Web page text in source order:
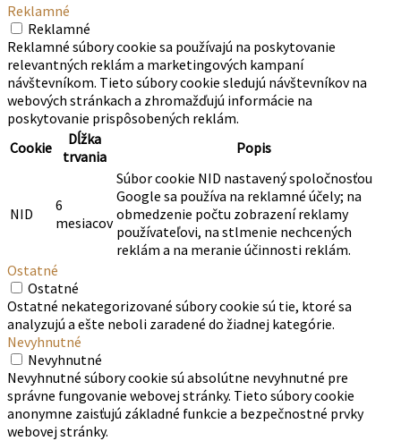
Reklamné
Reklamné
Reklamné súbory cookie sa používajú na poskytovanie
relevantných reklám a marketingových kampaní
návštevníkom. Tieto súbory cookie sledujú návštevníkov na
webových stránkach a zhromažďujú informácie na
poskytovanie prispôsobených reklám.
Cookie
Dĺžka
trvania
Popis
NID
6
mesiacov
Súbor cookie NID nastavený spoločnosťou
Google sa používa na reklamné účely; na
obmedzenie počtu zobrazení reklamy
používateľovi, na stlmenie nechcených
reklám a na meranie účinnosti reklám.
Ostatné
Ostatné
Ostatné nekategorizované súbory cookie sú tie, ktoré sa
analyzujú a ešte neboli zaradené do žiadnej kategórie.
Nevyhnutné
Nevyhnutné
Nevyhnutné súbory cookie sú absolútne nevyhnutné pre
správne fungovanie webovej stránky. Tieto súbory cookie
anonymne zaisťujú základné funkcie a bezpečnostné prvky
webovej stránky.